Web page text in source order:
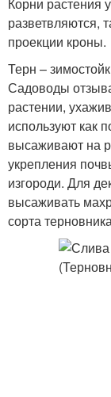
разветвляются,
проекции кроны.
Терн –
Садоводы
растении,
используют как
высаживают на
укрепления
изгороди. Для
высаживать
сорта